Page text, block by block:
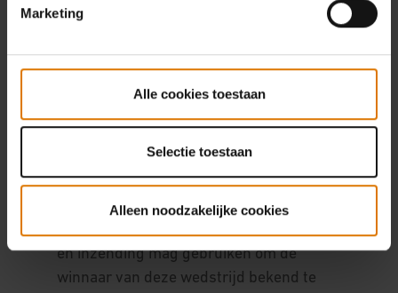
Marketing
Alle cookies toestaan
Selectie toestaan
Alleen noodzakelijke cookies
8. Gegevensbescherming
8.1 Door deel te nemen aan de wedstrijd,
wedstrijd en het uitreiken van de prijs
noodzakelijk is dat de Organisator uw
persoonsgegevens bewaart en verwerkt.
8.2 Als u de winnaar van de wedstrijd
bent, gaat u ermee akkoord dat de
Organisator uw Facebook handle, naam
en inzending mag gebruiken om de
winnaar van deze wedstrijd bekend te